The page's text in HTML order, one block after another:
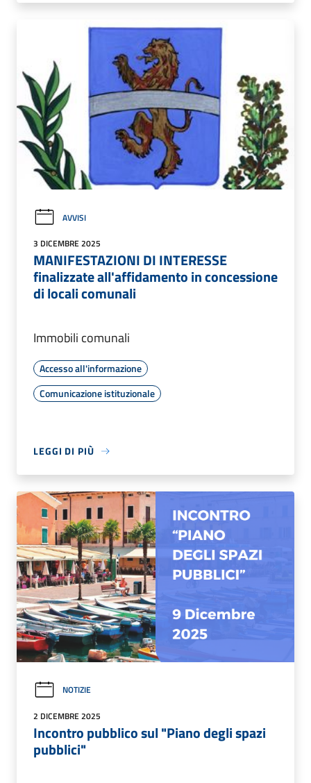
AVVISI
3 DICEMBRE 2025
MANIFESTAZIONI DI INTERESSE
finalizzate all'affidamento in concessione
di locali comunali
Immobili comunali
Accesso all'informazione
Comunicazione istituzionale
LEGGI DI PIÙ
NOTIZIE
2 DICEMBRE 2025
Incontro pubblico sul "Piano degli spazi
pubblici"